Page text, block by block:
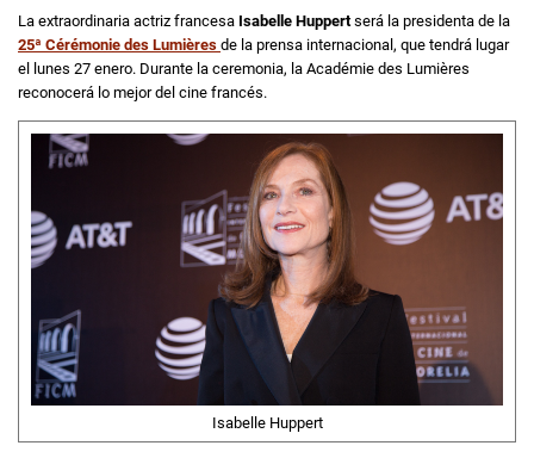
La extraordinaria actriz francesa Isabelle Huppertserá la presidenta de la
25ª Cérémonie des Lumières de la prensa internacional, que tendrá lugar
el lunes 27 enero. Durante la ceremonia, la Académie des Lumières
reconocerá lo mejor del cine francés.
Isabelle Huppert